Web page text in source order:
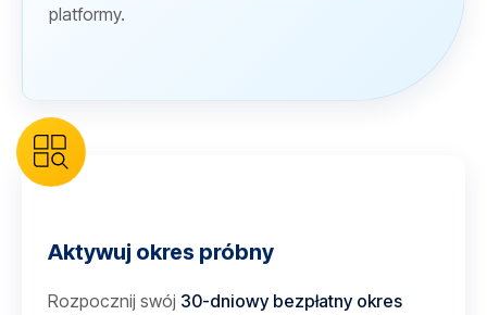
platformy.
Aktywuj okres próbny
Rozpocznij swój 30-dniowy bezpłatny okres